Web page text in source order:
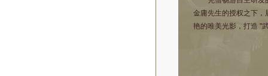
金庸先生的授权之下，
艳的唯美光影，打造 "